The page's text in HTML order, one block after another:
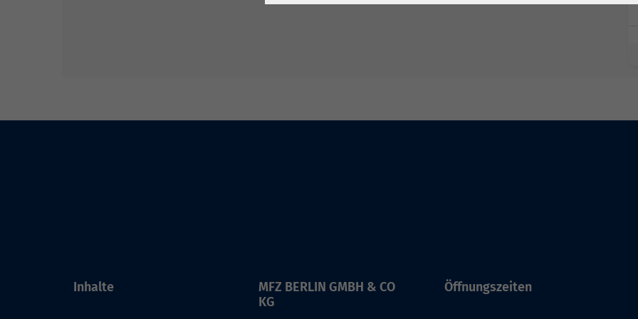
Inhalte
MFZ BERLIN GMBH & CO
KG
Öffnungszeiten